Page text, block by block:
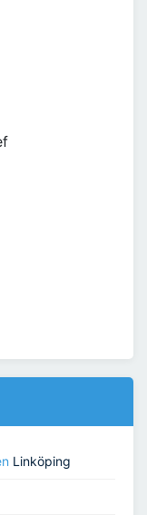
Linköping